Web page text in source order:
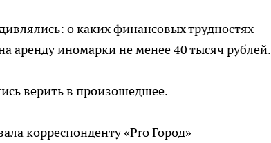
о каких финансовых трудностях
аренду иномарки не менее 40 тысяч рублей.
верить в произошедшее.
корреспонденту «Pro Город»